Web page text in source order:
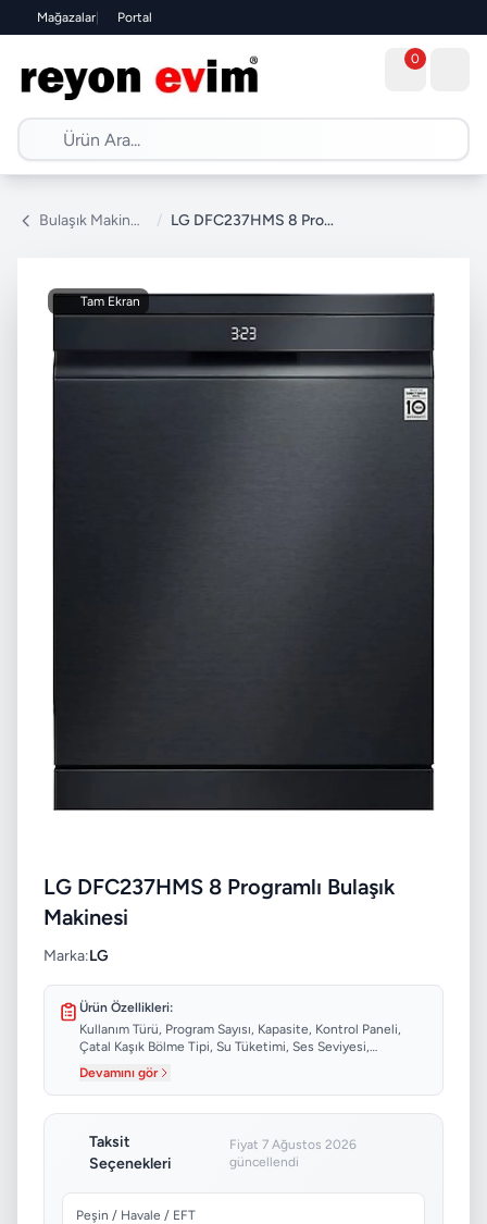
Mağazalar| Portal
0
Bulaşık Makinesi / LG DFC237HMS 8 Programlı Bulaşık Makinesi
Tam Ekran
LG DFC237HMS 8 Programlı Bulaşık
Makinesi
Marka:LG
Ürün Özellikleri:
Kullanım Türü, Program Sayısı, Kapasite, Kontrol Paneli,
Çatal Kaşık Bölme Tipi, Su Tüketimi, Ses Seviyesi,
Devamını gör
Taksit
Seçenekleri
Fiyat 7 Ağustos 2026
güncellendi
Peşin / Havale / EFT